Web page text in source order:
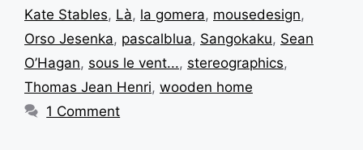
Kate Stables, Là, la gomera, mousedesign,
Orso Jesenka, pascalblua, Sangokaku, Sean
O’Hagan, sous le vent..., stereographics,
Thomas Jean Henri, wooden home
1 Comment